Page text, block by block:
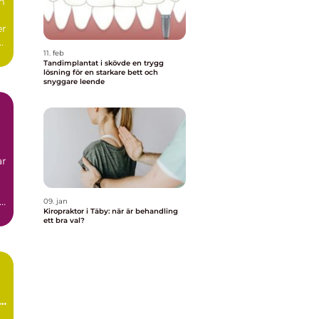
11. feb
Tandimplantat i skövde en trygg
lösning för en starkare bett och
snyggare leende
09. jan
Kiropraktor i Täby: när är behandling
ett bra val?